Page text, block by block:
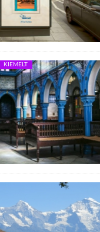
KIEMELT